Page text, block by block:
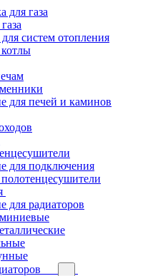
для газа
систем отопления
для печей и каминов
для подключения
для радиаторов